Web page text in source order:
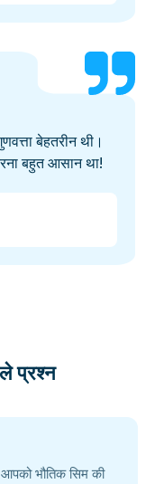
बेहतरीन थी।
बहुत आसान था!
प्रश्न
भौतिक सिम की